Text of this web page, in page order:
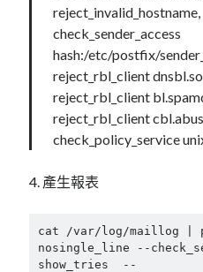
reject_invalid_hostname,
check_sender_access
hash:/etc/postfix/
reject_rbl_client
reject_rbl_client
reject_rbl_client
check_policy_service
4. 產生報表
cat /var/log/maillog |
nosingle_line --
show_tries  --